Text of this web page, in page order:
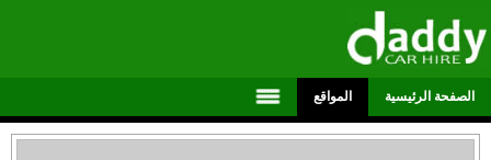
الصفحة الرئيسية المواقع